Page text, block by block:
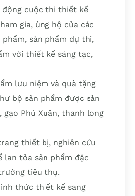
động cuộc thi thiết kế
gia, ủng hộ của các
sản phẩm dự thi,
với thiết kế sáng tạo,
lưu niệm và quà tặng
bộ sản phẩm được sản
Phú Xuân, thanh long
thiết bị, nghiên cứu
lan tỏa sản phẩm đặc
tiêu thụ.
thức thiết kế sang